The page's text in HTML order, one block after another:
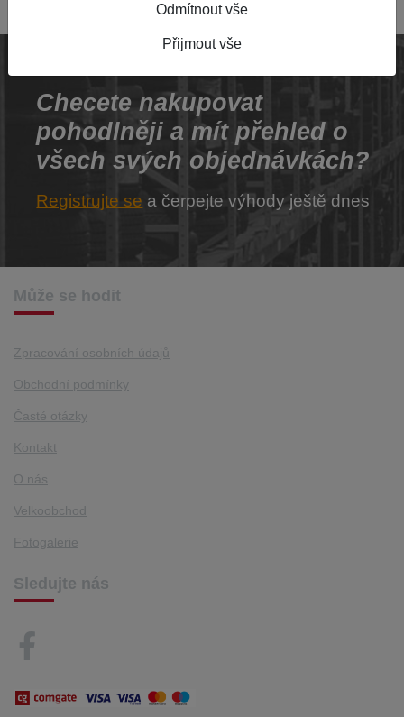
Checete nakupovat
pohodlněji a mít přehled o
všech svých objednávkách?
Registrujte se a čerpejte výhody ještě dnes
Odmítnout vše
Přijmout vše
Může se hodit
Zpracování osobních údajů
Obchodní podmínky
Časté otázky
Kontakt
O nás
Velkoobchod
Fotogalerie
Sledujte nás